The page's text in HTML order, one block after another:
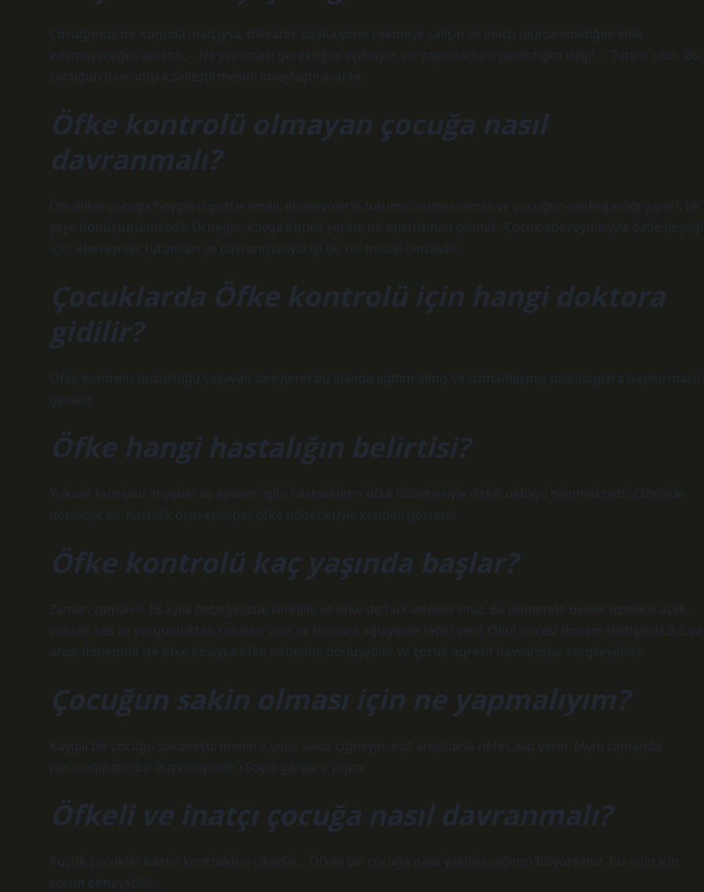
Çocuğunuz bir konuda inatçıysa, dikkatini başka yöne çekmeye çalışın ve inatçı olursa istediğini elde
edemeyeceğini anlatın. – Ne yapılması gerektiğini açıklayın, ne yapılmaması gerektiğini değil. – Tutarlı olun. Bu,
çocuğun davranışı içselleştirmesini kolaylaştıracaktır.
Öfke kontrolü olmayan çocuğa nasıl
davranmalı?
Öncelikle çocuğa hoşgörü gösterilmeli, ebeveynlerin tutumu olumlu olmalı ve çocuğun saldırganlığı yararlı bir
şeye dönüştürülmelidir. Örneğin, kavga etmek yerine bir enstrüman çalmak. Çocuk ebeveynleriyle özdeşleştiği
için, ebeveynler tutumları ve davranışlarıyla iyi bir rol model olmalıdır.
Çocuklarda Öfke kontrolü için hangi doktora
gidilir?
Öfke kontrolü bozukluğu yaşayan bireylerin bu alanda eğitim almış ve uzmanlaşmış psikologlara
gerekir.
Öfke hangi hastalığın belirtisi?
Yüksek tansiyon, diyabet ve epilepsi gibi hastalıkların öfke nöbetleriyle ilişkili olduğu bilinmektedir. Özellikle
nörolojik bir hastalık olan epilepsi, öfke nöbetleriyle kendini gösterir.
Öfke kontrolü kaç yaşında başlar?
Zaman zaman 0-18 aylık bebeğinizde sinirlilik ve öfke de fark edebilirsiniz. Bu dönemde bebek özellikle açlık,
yüksek ses ve yorgunluktan rahatsız olur ve bunlara ağlayarak tepki verir. Okul öncesi dönem dediğimiz 3-5
arası dönemde ise öfke kolayca öfke nöbetine dönüşebilir ve çocuk agresif davranışlar sergileyebilir.
Çocuğun sakin olması için ne yapmalıyım?
Kaygılı bir çocuğu sakinleştirmenin 5 yolu. Sakız çiğneyin, eşit aralıklarla nefes alıp verin. (Aynı zamanda
parasempatik bir düzenleyicidir.) Suyla gargara yapın.
Öfkeli ve inatçı çocuğa nasıl davranmalı?
Küçük çocuklar bazen kontrolden çıkarlar… Öfkeli bir çocuğa nasıl yaklaşacağınızı biliyorsanız, bu sizin için
sorun olmayabilir.